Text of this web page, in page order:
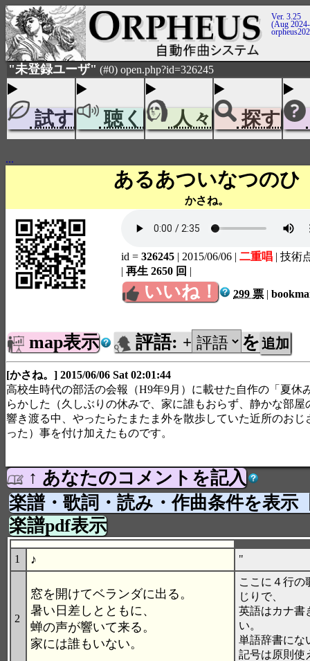
Ver. 3.25
(Aug
"未登録ユーザ" (#0) open.php?id=326245
試す 聴く 人々 探す
...
あるあついなつのひ
かさね。
id = 326245 | 2015/06/06 | 二重唱 | 技術
| 再生 2650 回 |
いいね！ 299 票 |
map表示 評語: + を
[かさね。] 2015/06/06 Sat 02:01:44
高校生時代の部活の会報（H9年9月）に載せた自作の「夏休
らかした（久しぶりの休みで、家に誰もおらず、静かな部屋
響き渡る中、やったらたまたま外を散歩していた近所のおじ
った）事を付け加えたものです。
↑ あなたのコメントを記入
楽譜・歌詞・読み・作曲条件を表示
楽譜pdf表示
1 ♪ "
2
窓を開けてベランダに出る。
暑い日差しとともに、
蝉の声が響いて来る。
家には誰もいない。
ここに４行の
じりで、
英語はカナ書
い。
単語辞書にな
記号は原則使